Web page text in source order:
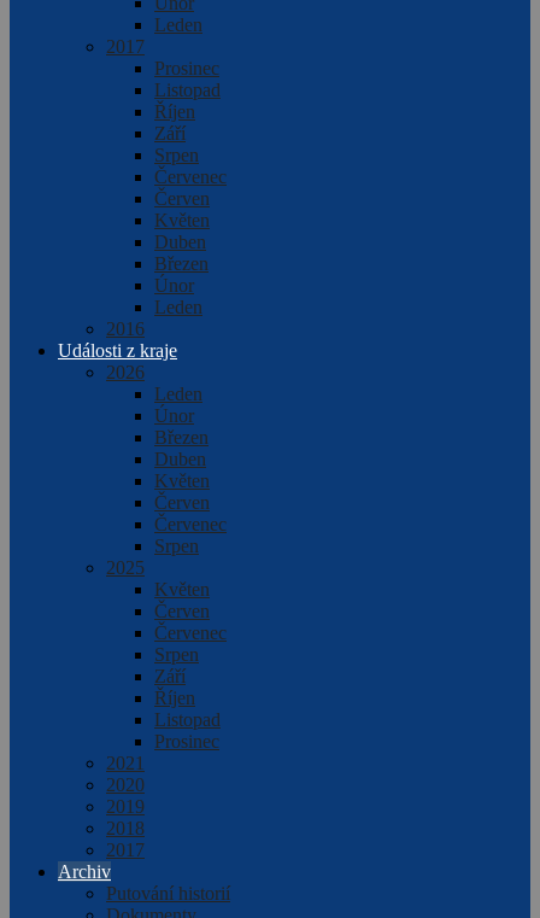
Leden
2017
Prosinec
Listopad
Říjen
Září
Srpen
Červenec
Červen
Květen
Duben
Březen
Únor
Leden
2016
Události z kraje
2026
Leden
Únor
Březen
Duben
Květen
Červen
Červenec
Srpen
2025
Květen
Červen
Červenec
Srpen
Září
Říjen
Listopad
Prosinec
2021
2020
2019
2018
2017
Archiv
Putování historií